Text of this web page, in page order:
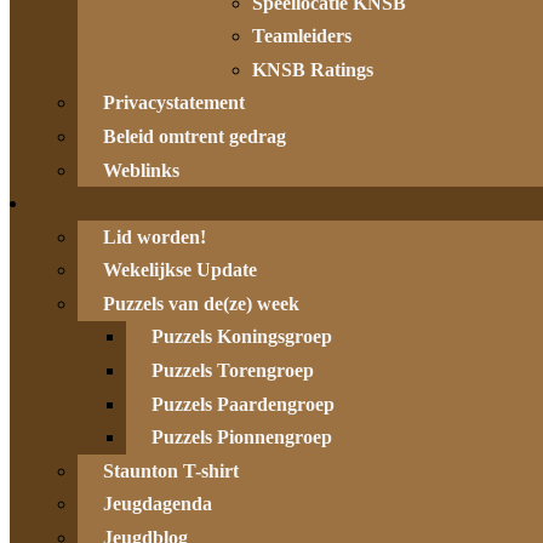
Teamleiders
KNSB Ratings
Privacystatement
Beleid omtrent gedrag
Weblinks
Lid worden!
Wekelijkse Update
Puzzels van de(ze) week
Puzzels Koningsgroep
Puzzels Torengroep
Puzzels Paardengroep
Puzzels Pionnengroep
Staunton T-shirt
Jeugdagenda
Jeugdblog